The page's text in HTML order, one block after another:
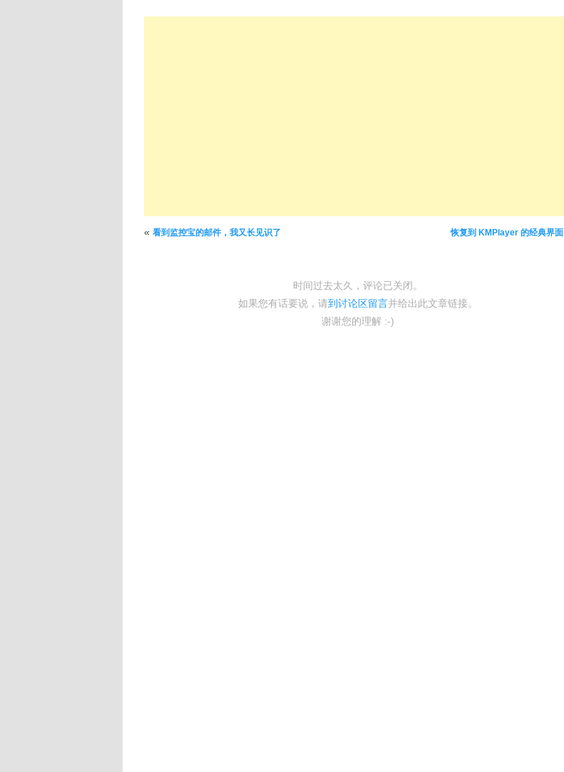
文章导航
« 看到监控宝的邮件，我又长见识了 恢复到 KMPlayer 的经典界面
时间过去太久，评论已关闭。
如果您有话要说，请到讨论区留言并给出此文章链接。
谢谢您的理解 :-)